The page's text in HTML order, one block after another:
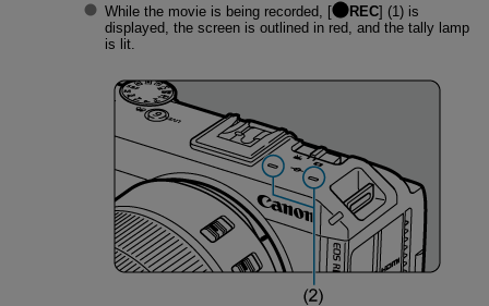
While the movie is being recorded, [ REC] (1) is
displayed, the screen is outlined in red, and the tally lamp
is lit.